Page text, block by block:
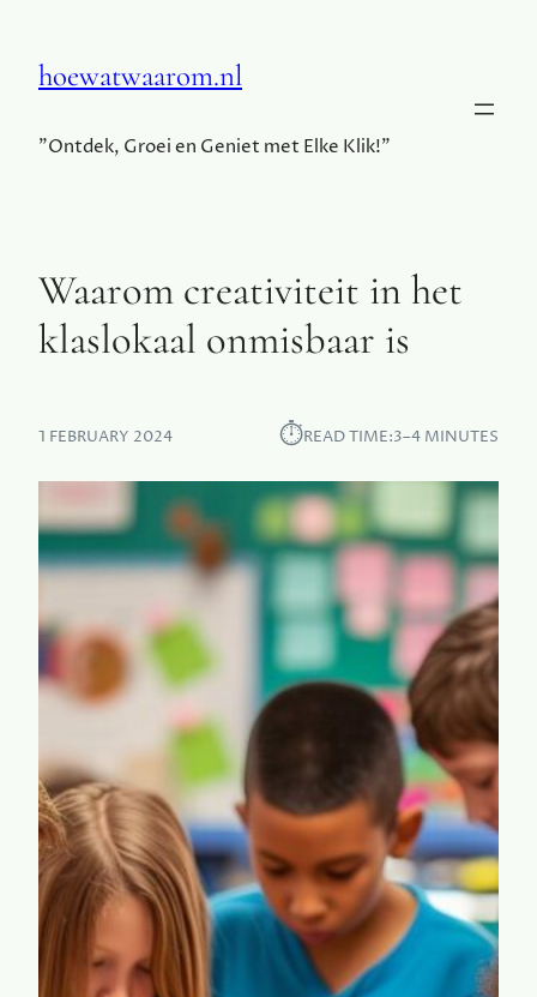
hoewatwaarom.nl
"Ontdek, Groei en Geniet met Elke Klik!"
Waarom creativiteit in het
klaslokaal onmisbaar is
1 FEBRUARY 2024 ⏱︎READ TIME:3–4 MINUTES